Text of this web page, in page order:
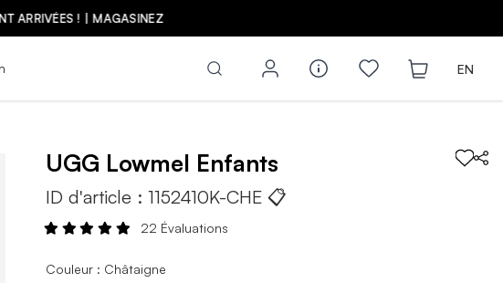
! | MAGASINEZ
EN
UGG Lowmel Enfants
ID d'article :1152410K-CHE 📋
22 Évaluations
Couleur : Châtaigne